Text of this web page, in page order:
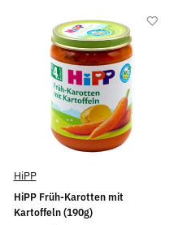
HiPP
HiPP Früh-Karotten mit
Kartoffeln (190g)